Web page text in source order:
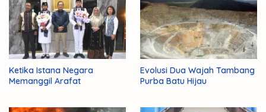
Ketika Istana Negara
Memanggil Arafat
Evolusi Dua Wajah Tambang
Purba Batu Hijau